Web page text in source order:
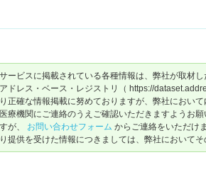
ービスに掲載されている各種情報は、弊社が取材
ドレス・ベース・レジストリ（ https://
正確な情報掲載に努めておりますが、弊社におい
療機関にご連絡のうえご確認いただきますようお
が、 お問い合わせフォーム からご連絡をいただけ
提供を受けた情報につきましては、弊社において